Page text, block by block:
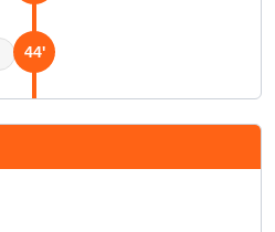
44'
45'